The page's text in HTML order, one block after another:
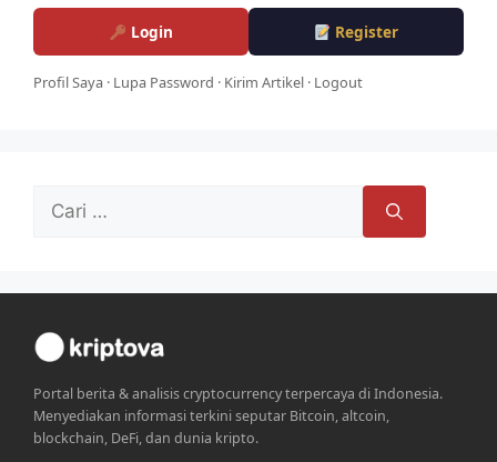
Login Register
Profil Saya · Lupa Password · Kirim Artikel · Logout
Cari
Portal berita & analisis cryptocurrency terpercaya di Indonesia.
Menyediakan informasi terkini seputar Bitcoin, altcoin,
blockchain, DeFi, dan dunia kripto.